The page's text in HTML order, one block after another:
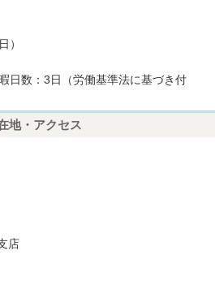
）
日数：3日（労働基準法に基づき付
地・アクセス
店